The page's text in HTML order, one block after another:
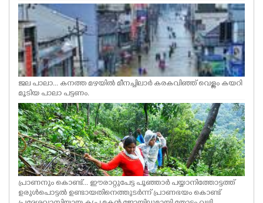
ജല പാലാ... കനത്ത മഴയിൽ മീനച്ചിലാർ കരകവിഞ്ഞ് വെള്ളം കയറി
മൂടിയ പാലാ പട്ടണം.
പ്രാണനും കൊണ്ട്... ഈരാറ്റുപേട്ട പൂഞ്ഞാർ പയ്യാനിത്തോട്ടത്ത്
ഉരുൾപൊട്ടൽ ഉണ്ടായതിനെത്തുടർന്ന് പ്രാണഭയം കൊണ്ട്